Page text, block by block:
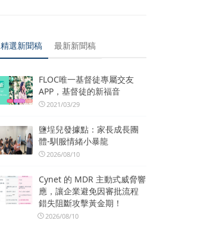
精選新聞稿 最新新聞稿
FLOC唯一基督徒專屬交友
APP，基督徒的新福音
2021/03/29
鹽埕兒發據點：家長成長團
體-馴服情緒小暴龍
2026/08/10
Cynet 的 MDR 主動式威脅響
應，讓企業避免因審批流程
錯失阻斷攻擊黃金期！
2026/08/10